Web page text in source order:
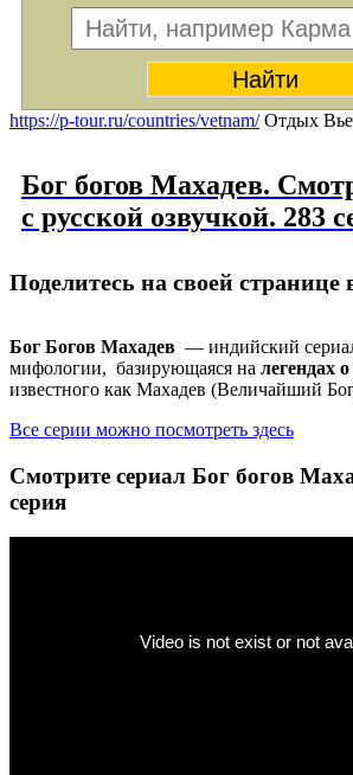
https://p-tour.ru/countries/vetnam/Отдых
Бог богов Махадев.
с русской озвучкой. 283
Поделитесь на своей странице
Бог Богов Махадев — индийский
мифологии, базирующаяся на легендах
известного как Махадев (Величайший
Все серии можно посмотреть здесь
Смотрите сериал Бог богов
серия